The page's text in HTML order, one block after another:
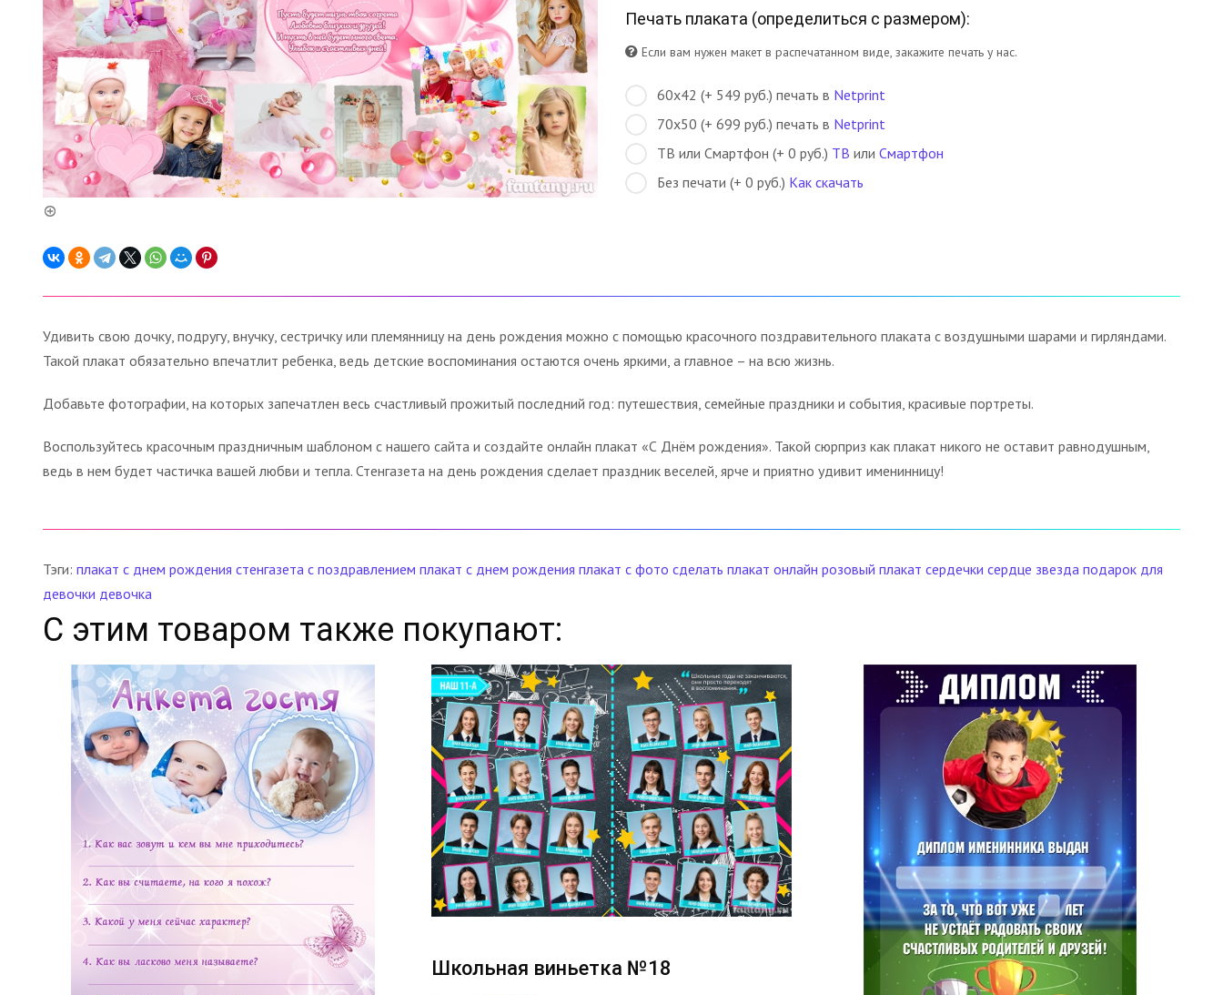
Печать плаката (определиться с размером):
Если вам нужен макет в распечатанном виде, закажите печать у нас.
60х42 (+ 549 руб.) печать в Netprint
70х50 (+ 699 руб.) печать в Netprint
ТВ или Смартфон (+ 0 руб.) ТВ или Смартфон
Без печати (+ 0 руб.) Как скачать
Удивить свою дочку, подругу, внучку, сестричку или племянницу на день рождения можно с помощью красочного поздравительного плаката с воздушными шарами и гирляндами.
Такой плакат обязательно впечатлит ребенка, ведь детские воспоминания остаются очень яркими, а главное – на всю жизнь.
Добавьте фотографии, на которых запечатлен весь счастливый прожитый последний год: путешествия, семейные праздники и события, красивые портреты.
Воспользуйтесь красочным праздничным шаблоном с нашего сайта и создайте онлайн плакат «С Днём рождения». Такой сюрприз как плакат никого не оставит равнодушным,
ведь в нем будет частичка вашей любви и тепла. Стенгазета на день рождения сделает праздник веселей, ярче и приятно удивит именинницу!
Тэги: плакат с днем рождения стенгазета с поздравлением плакат с днем рождения плакат с фото сделать плакат онлайн розовый плакат сердечки сердце звезда подарок для
девочки девочка
С этим товаром также покупают:
Школьная виньетка №18